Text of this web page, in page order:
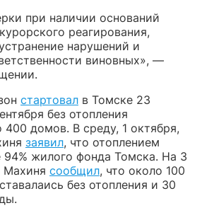
при наличии оснований
реагирования,
нарушений и
виновных», —
стартовал в Томске 23
без отопления
400 домов. В среду, 1 октября,
заявил, что отоплением
94% жилого фонда Томска. На 3
Махиня сообщил, что около 100
без отопления и 30